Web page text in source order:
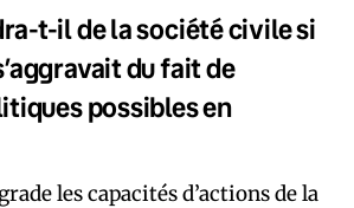
t-il de la société civile si
du fait de
possibles en
les capacités d’actions de la